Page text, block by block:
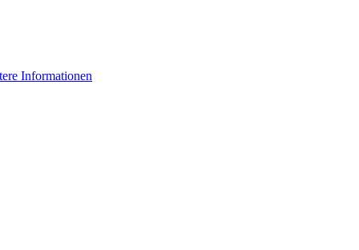
Informationen